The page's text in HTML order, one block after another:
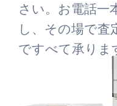
さい。お電話一
し、その場で査
ですべて承りま